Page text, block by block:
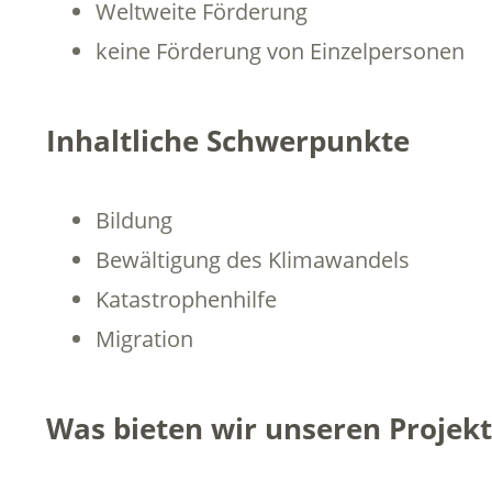
Weltweite Förderung
keine Förderung von Einzelpersonen
Inhaltliche Schwerpunkte
Bildung
Bewältigung des Klimawandels
Katastrophenhilfe
Migration
Was bieten wir unseren